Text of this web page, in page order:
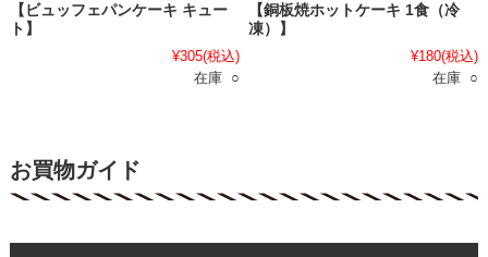
【ビュッフェパンケーキ キュー
ト】
¥305(税込)
在庫 ○
【銅板焼ホットケーキ 1食（冷
凍）】
¥180(税込)
在庫 ○
お買物ガイド